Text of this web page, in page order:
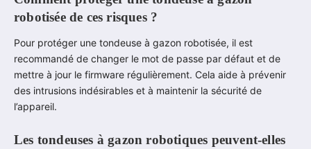
robotisée de ces risques ?
Pour protéger une tondeuse à gazon robotisée, il est
recommandé de changer le mot de passe par défaut et de
mettre à jour le firmware régulièrement. Cela aide à prévenir
des intrusions indésirables et à maintenir la sécurité de
l’appareil.
Les tondeuses à gazon robotiques peuvent-elles